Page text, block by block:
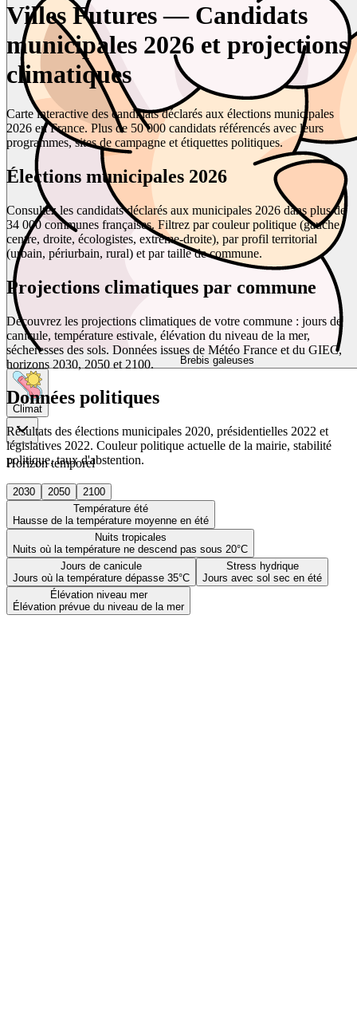
Brebis galeuses
Climat
Horizon temporel
2030 2050
2100
Température été
Hausse de la température moyenne en été
Nuits tropicales
Nuits où la température ne descend pas sous 20°C
Jours de canicule
Jours où la température dépasse 35°C
Stress hydrique
Jours avec sol sec en été
Élévation niveau mer
Élévation prévue du niveau de la mer
Villes Futures — Candidats
municipales 2026 et projections
climatiques
Carte interactive des candidats déclarés aux élections municipales
2026 en France. Plus de 50 000 candidats référencés avec leurs
programmes, sites de campagne et étiquettes politiques.
Élections municipales 2026
Consultez les candidats déclarés aux municipales 2026 dans plus de
34 000 communes françaises. Filtrez par couleur politique (gauche,
centre, droite, écologistes, extrême-droite), par profil territorial
(urbain, périurbain, rural) et par taille de commune.
Projections climatiques par commune
Découvrez les projections climatiques de votre commune : jours de
canicule, température estivale, élévation du niveau de la mer,
sécheresses des sols. Données issues de Météo France et du GIEC,
horizons 2030, 2050 et 2100.
Données politiques
Résultats des élections municipales 2020, présidentielles 2022 et
législatives 2022. Couleur politique actuelle de la mairie, stabilité
politique, taux d'abstention.